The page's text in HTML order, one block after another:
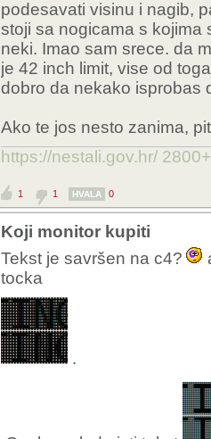
podesavati visinu i nagib,
stoji sa nogicama s kojima
neki. Imao sam srece. da
je 42 inch limit, vise od
dobro da nekako isprobas
Ako te jos nesto zanima,
https://nestali.gov.hr/
1 1 HVALA 0
Koji monitor kupiti
Tekst je savršen na c4?
tocka
.